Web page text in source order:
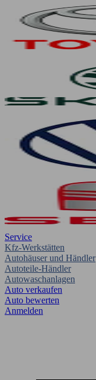
Service
Kfz-Werkstätten
Autohäuser und Händler
Autoteile-Händler
Autowaschanlagen
Auto verkaufen
Auto bewerten
Anmelden